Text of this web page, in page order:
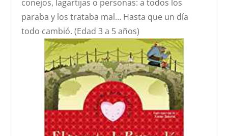
conejos, lagartijas o personas: a todos los
paraba y los trataba mal… Hasta que un día
todo cambió. (Edad 3 a 5 años)